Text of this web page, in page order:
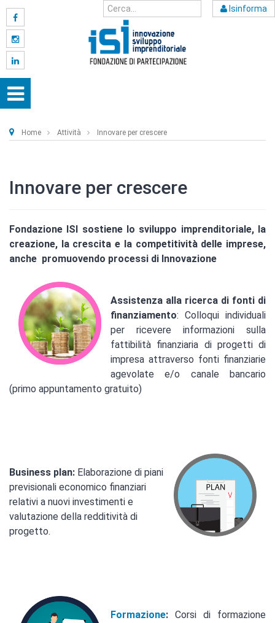
Isinforma
Home Attività Innovare per crescere
Innovare per crescere
Fondazione ISI sostiene lo sviluppo imprenditoriale, la
creazione, la crescita e la competitività delle imprese,
anche promuovendo processi di Innovazione
Assistenza alla ricerca di fonti di
finanziamento: Colloqui individuali
per ricevere informazioni sulla
fattibilità finanziaria di progetti di
impresa attraverso fonti finanziarie
agevolate e/o canale bancario
(primo appuntamento gratuito)
Business plan: Elaborazione di piani
previsionali economico finanziari
relativi a nuovi investimenti e
valutazione della redditività di
progetto.
Formazione: Corsi di formazione